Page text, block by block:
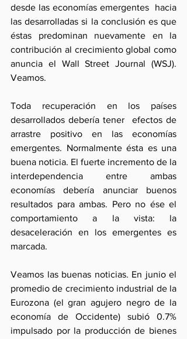
desde las economías emergentes  hacia
las desarrolladas si la conclusión es que
éstas predominan nuevamente en la
contribución al crecimiento global como
anuncia el Wall Street Journal (WSJ).
Veamos.
Toda recuperación en los países
desarrollados debería tener  efectos de
arrastre positivo en las economías
emergentes. Normalmente ésta es una
buena noticia. El fuerte incremento de la
interdependencia entre ambas
economías debería anunciar buenos
resultados para ambas. Pero no ése el
comportamiento a la vista: la
desaceleración en los emergentes es
marcada.
Veamos las buenas noticias. En junio el
promedio de crecimiento industrial de la
Eurozona (el gran agujero negro de la
economía de Occidente) subió 0.7%
impulsado por la producción de bienes